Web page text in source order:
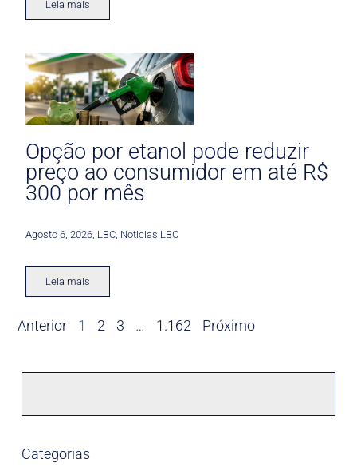
Leia mais
Opção por etanol pode reduzir
preço ao consumidor em até R$
300 por mês
Agosto 6, 2026 LBC Noticias LBC
Leia mais
Anterior 1 2 3 … 1.162 Próximo
Categorias